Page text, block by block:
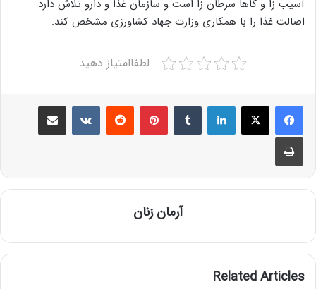
آسیب زا و گاها سرطان زا است و سازمان غذا و دارو تلاش دارد
اصالت غذا را با همکاری وزارت جهاد کشاورزی مشخص کند.
لطفاامتیاز دهید
LinkedIn
Tumblr
Pinterest
Reddit
VKontakte
Share via Email
Print
آرمان زنان
Related Articles